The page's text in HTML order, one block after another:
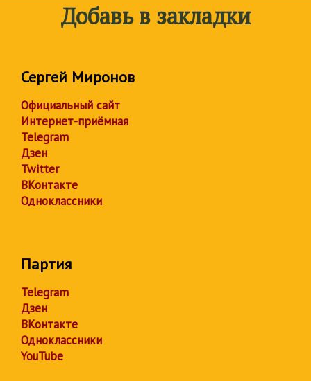
Добавь в закладки
Сергей Миронов
Официальный сайт
Интернет-приёмная
Telegram
Дзен
Twitter
ВКонтакте
Одноклассники
Партия
Telegram
Дзен
ВКонтакте
Одноклассники
YouTube